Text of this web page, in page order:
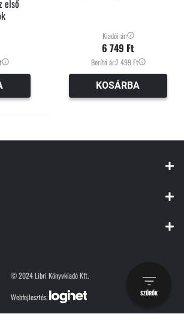
első
Kiadói ár:
6 749 Ft
Borító ár:7 499 Ft
KOSÁRBA
SZŰRŐK
© 2024 Libri Könyvkiadó Kft.
Webfejlesztés: